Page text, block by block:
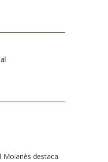
Moianès destaca